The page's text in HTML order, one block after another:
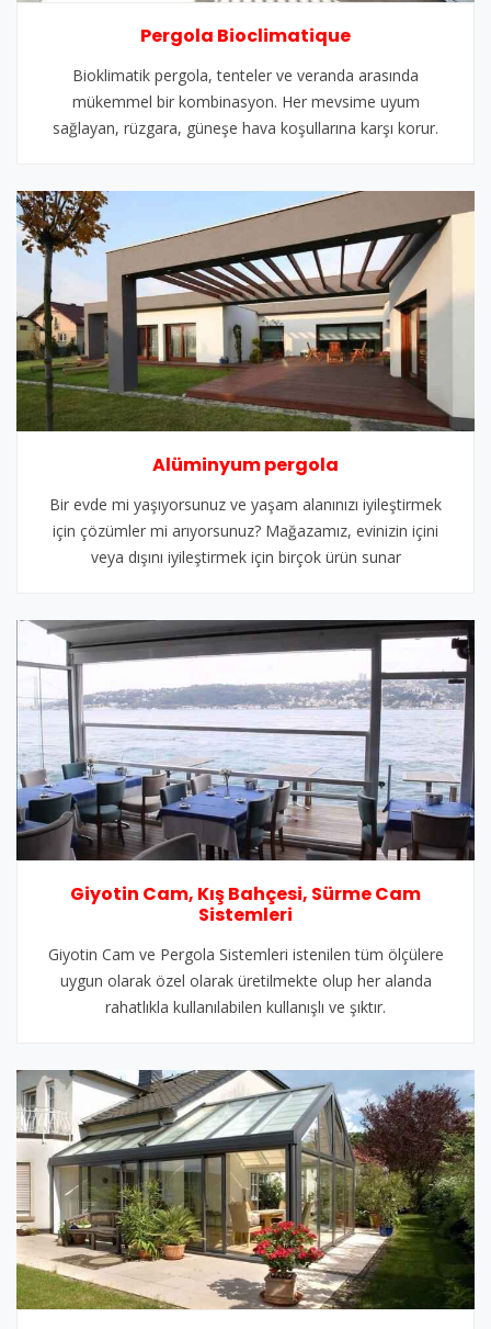
Pergola Bioclimatique
Bioklimatik pergola, tenteler ve veranda arasında
mükemmel bir kombinasyon. Her mevsime uyum
sağlayan, rüzgara, güneşe hava koşullarına karşı korur.
Alüminyum pergola
Bir evde mi yaşıyorsunuz ve yaşam alanınızı iyileştirmek
için çözümler mi arıyorsunuz? Mağazamız, evinizin içini
veya dışını iyileştirmek için birçok ürün sunar
Giyotin Cam, Kış Bahçesi, Sürme Cam
Sistemleri
Giyotin Cam ve Pergola Sistemleri istenilen tüm ölçülere
uygun olarak özel olarak üretilmekte olup her alanda
rahatlıkla kullanılabilen kullanışlı ve şıktır.